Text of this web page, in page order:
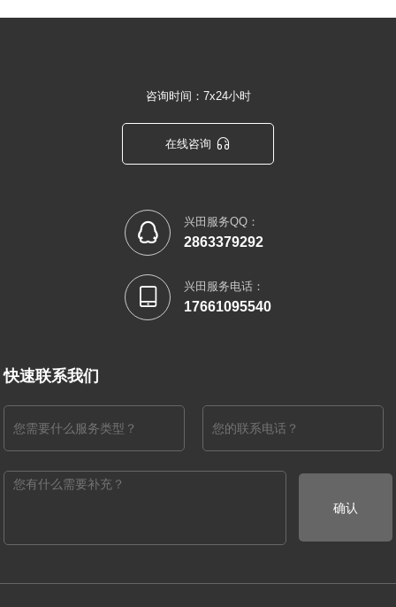
咨询时间：7x24小时
在线咨询 
 兴田服务QQ：
2863379292
 兴田服务电话：
17661095540
快速联系我们
确认